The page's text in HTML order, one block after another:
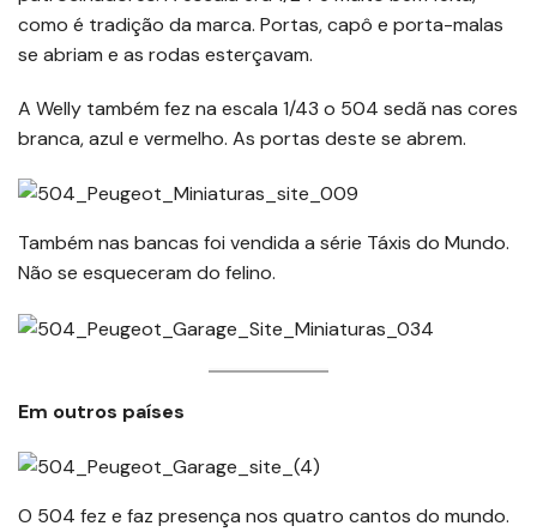
como é tradição da marca. Portas, capô e porta-malas
se abriam e as rodas esterçavam.
A Welly também fez na escala 1/43 o 504 sedã nas cores
branca, azul e vermelho. As portas deste se abrem.
Também nas bancas foi vendida a série Táxis do Mundo.
Não se esqueceram do felino.
Em outros países
O 504 fez e faz presença nos quatro cantos do mundo.